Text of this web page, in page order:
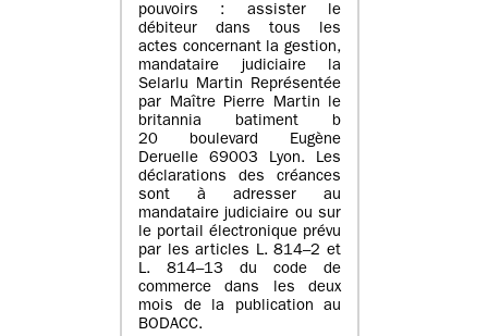
pouvoirs : assister le
débiteur dans tous les
actes concernant la gestion,
mandataire judiciaire la
Selarlu Martin Représentée
par Maître Pierre Martin le
britannia batiment b
20 boulevard Eugène
Deruelle 69003 Lyon. Les
déclarations des créances
sont à adresser au
mandataire judiciaire ou sur
le portail électronique prévu
par les articles L. 814–2 et
L. 814–13 du code de
commerce dans les deux
mois de la publication au
BODACC.